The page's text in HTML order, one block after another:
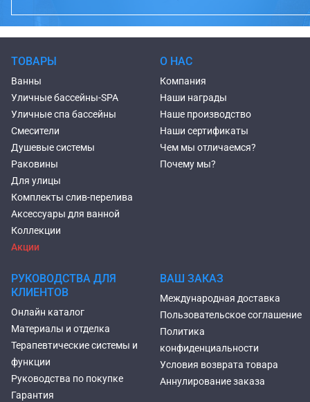
ТОВАРЫ
Ванны
Уличные бассейны-SPA
Уличные спа бассейны
Смесители
Душевые системы
Раковины
Для улицы
Комплекты слив-перелива
Аксессуары для ванной
Коллекции
Акции
О НАС
Компания
Наши награды
Наше производство
Наши сертификаты
Чем мы отличаемся?
Почему мы?
РУКОВОДСТВА ДЛЯ
КЛИЕНТОВ
Онлайн каталог
Материалы и отделка
Терапевтические системы и
функции
Руководства по покупке
Гарантия
ВАШ ЗАКАЗ
Международная доставка
Пользовательское соглашение
Политика
конфиденциальности
Условия возврата товара
Аннулирование заказа